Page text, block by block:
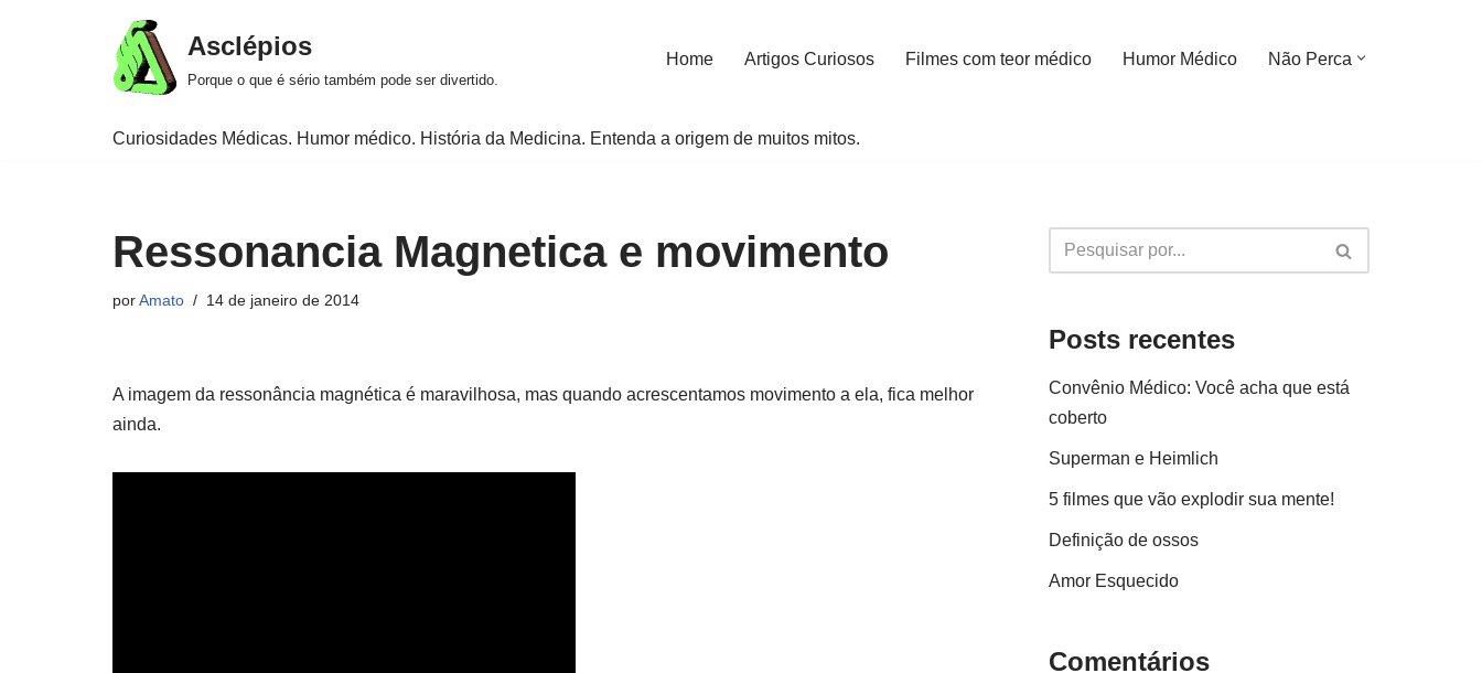
Asclépios
Porque o que é sério também pode ser divertido.
Home Artigos Curiosos Filmes com teor médico Humor Médico Não Perca
Curiosidades Médicas. Humor médico. História da Medicina. Entenda a origem de muitos mitos.
Ressonancia Magnetica e movimento
porAmato 14 de janeiro de 2014
A imagem da ressonância magnética é maravilhosa, mas quando acrescentamos movimento a ela, fica melhor
ainda.
Posts recentes
Convênio Médico: Você acha que está
coberto
Superman e Heimlich
5 filmes que vão explodir sua mente!
Definição de ossos
Amor Esquecido
Comentários